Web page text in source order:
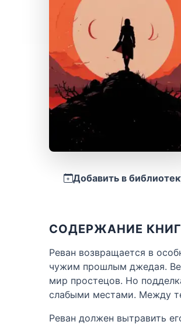
Добавить в
СОДЕРЖАНИЕ
Реван возвращается в
чужим прошлым джедая.
мир простецов. Но
слабыми местами. Между
Реван должен вытравить